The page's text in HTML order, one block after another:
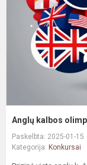
Anglų kalbos
Paskelbta: 2025-01-15
Kategorija: Konkursai